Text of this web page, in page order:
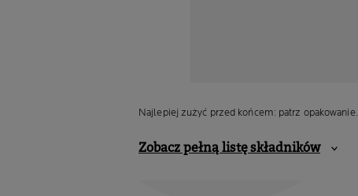
Najlepiej zużyć przed końcem: patrz opakowanie.
Zobacz pełną listę składników